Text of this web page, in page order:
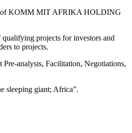
of KOMM MIT AFRIKA HOLDING
qualifying projects for investors and
to projects.
Pre-analysis, Facilitation, Negotiations,
sleeping giant; Africa”.